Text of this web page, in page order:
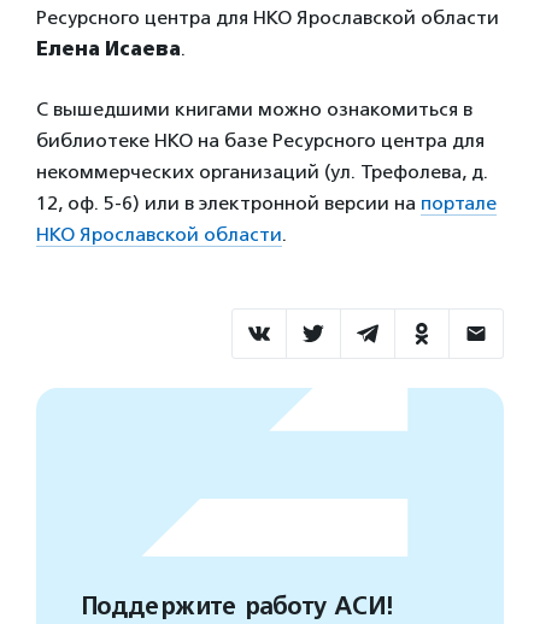
Ресурсного центра для НКО Ярославской области
Елена Исаева.
С вышедшими книгами можно ознакомиться в
библиотеке НКО на базе Ресурсного центра для
некоммерческих организаций (ул. Трефолева, д.
12, оф. 5-6) или в электронной версии на портале
НКО Ярославской области.
Поддержите работу АСИ!